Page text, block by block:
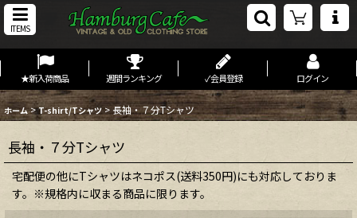
ITEMS
★新入荷商品 週間ランキング ✓会員登録 ログイン
ホーム > T-shirt/Tシャツ >長袖・７分Tシャツ
長袖・７分Tシャツ
宅配便の他にTシャツはネコポス(送料350円)にも対応しておりま
す。※規格内に収まる商品に限ります。